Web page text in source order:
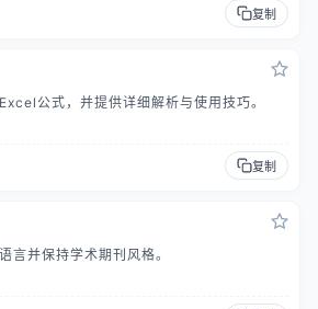
复制
公式，并提供详细解析与使用技巧。
复制
言并保持学术期刊风格。